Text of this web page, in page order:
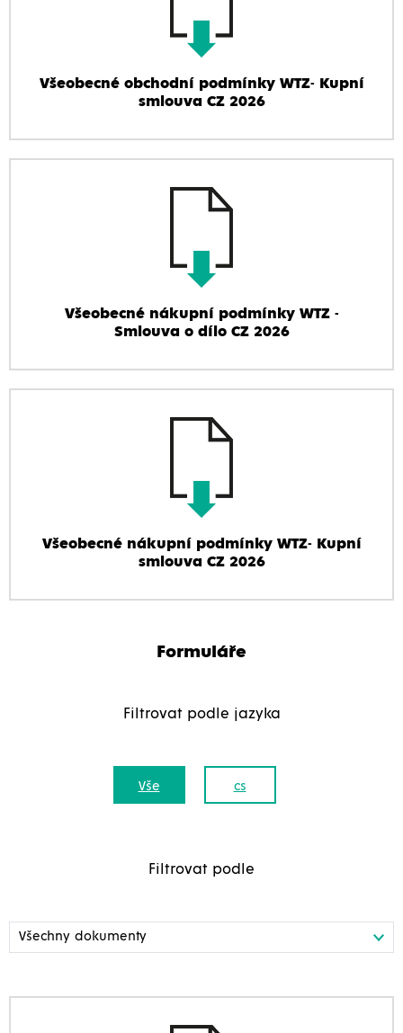
Všeobecné obchodní podmínky WTZ- Kupní
smlouva CZ 2026
Všeobecné nákupní podmínky WTZ -
Smlouva o dílo CZ 2026
Všeobecné nákupní podmínky WTZ- Kupní
smlouva CZ 2026
Formuláře
Filtrovat podle jazyka
Vše cs
Filtrovat podle